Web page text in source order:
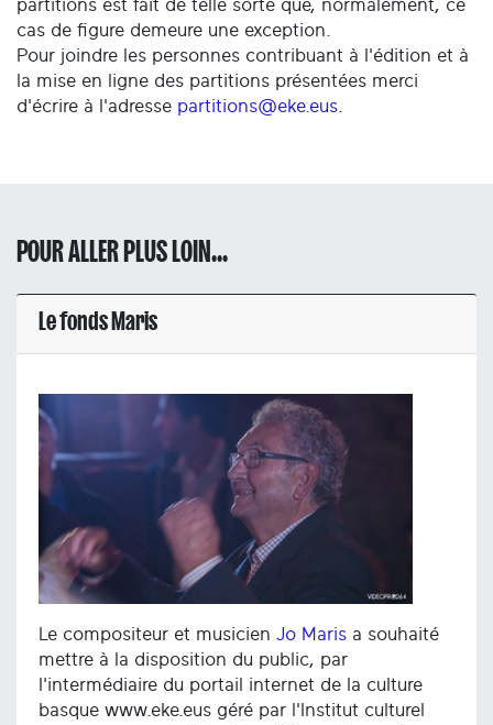
partitions est fait de telle sorte que, normalement, ce
cas de figure demeure une exception.
Pour joindre les personnes contribuant à l'édition et à
la mise en ligne des partitions présentées merci
d'écrire à l'adresse partitions@eke.eus
POUR ALLER PLUS LOIN...
Le fonds Maris
Le compositeur et musicien Jo Maris a souhaité
mettre à la disposition du public, par
l'intermédiaire du portail internet de la culture
basque www.eke.eus géré par l'Institut culturel